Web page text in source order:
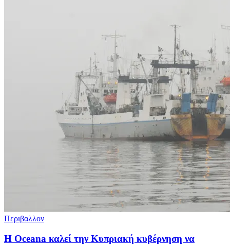
Περιβαλλον
Η Oceana καλεί την Κυπριακή κυβέρνηση να